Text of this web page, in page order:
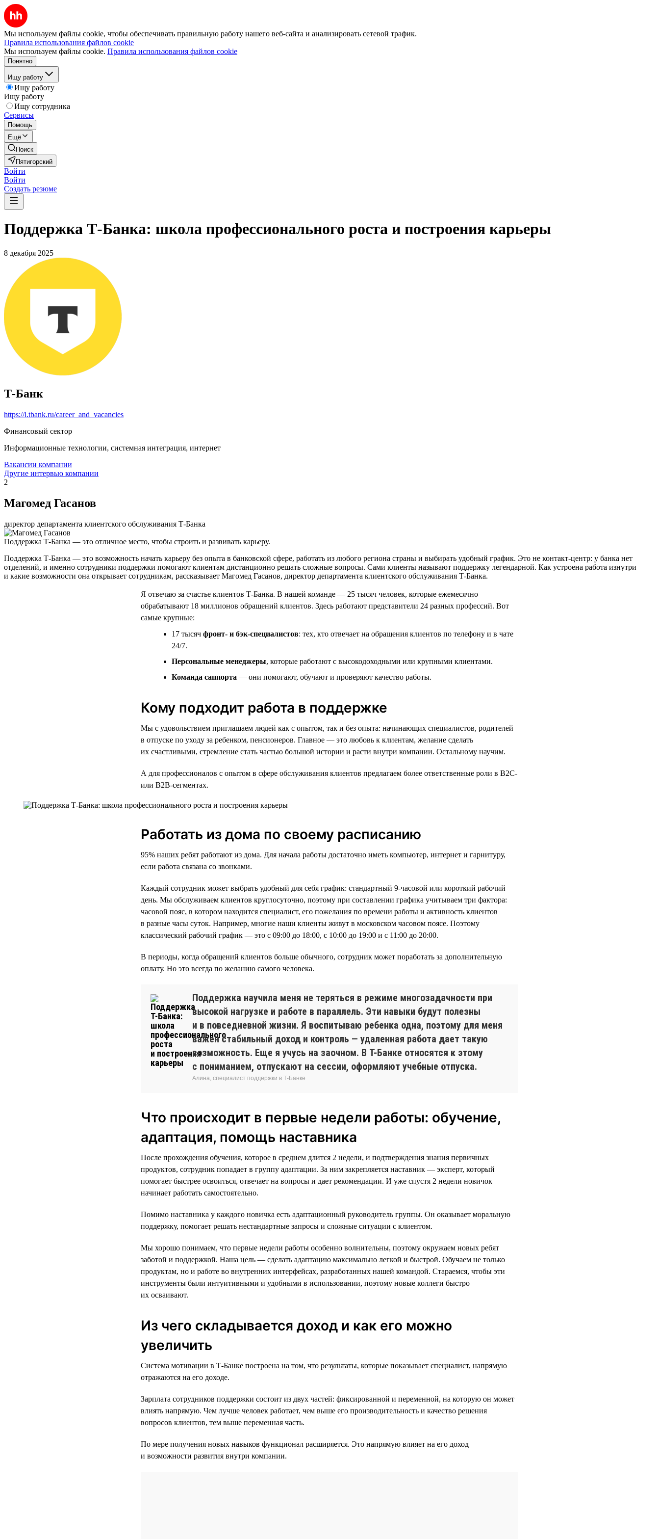
Мы используем файлы cookie, чтобы обеспечивать правильную работу нашего веб-сайта и анализировать сетевой трафик.
Правила использования файлов cookie
Мы используем файлы cookie. Правила использования файлов cookie
Понятно
Ищу работу
Ищу работу
Ищу работу
Ищу сотрудника
Сервисы
Помощь
Ещё
Поиск
Пятигорский
Войти
Войти
Создать резюме
Поддержка Т-Банка: школа профессионального роста и построения карьеры
8 декабря 2025
Т-Банк
https://l.tbank.ru/career_and_vacancies
Финансовый сектор
Информационные технологии, системная интеграция, интернет
Вакансии компании
Другие интервью компании
2
Магомед Гасанов
директор департамента клиентского обслуживания Т-Банка
Поддержка Т-Банка — это отличное место, чтобы строить и развивать карьеру.
Поддержка Т-Банка — это возможность начать карьеру без опыта в банковской сфере, работать из любого региона страны и выбирать удобный график. Это не контакт-центр: у банка нет
отделений, и именно сотрудники поддержки помогают клиентам дистанционно решать сложные вопросы. Сами клиенты называют поддержку легендарной. Как устроена работа изнутри
и какие возможности она открывает сотрудникам, рассказывает Магомед Гасанов, директор департамента клиентского обслуживания Т-Банка.
Я отвечаю за счастье клиентов Т-Банка. В нашей команде — 25 тысяч человек, которые ежемесячно
обрабатывают 18 миллионов обращений клиентов. Здесь работают представители 24 разных профессий. Вот
самые крупные:
17 тысяч фронт- и бэк-специалистов: тех, кто отвечает на обращения клиентов по телефону и в чате
24/7.
Персональные менеджеры, которые работают с высокодоходными или крупными клиентами.
Команда саппорта — они помогают, обучают и проверяют качество работы.
Кому подходит работа в поддержке
Мы с удовольствием приглашаем людей как с опытом, так и без опыта: начинающих специалистов, родителей
в отпуске по уходу за ребенком, пенсионеров. Главное — это любовь к клиентам, желание сделать
их счастливыми, стремление стать частью большой истории и расти внутри компании. Остальному научим.
А для профессионалов с опытом в сфере обслуживания клиентов предлагаем более ответственные роли в B2C-
или B2B-сегментах.
Работать из дома по своему расписанию
95% наших ребят работают из дома. Для начала работы достаточно иметь компьютер, интернет и гарнитуру,
если работа связана со звонками.
Каждый сотрудник может выбрать удобный для себя график: стандартный 9-часовой или короткий рабочий
день. Мы обслуживаем клиентов круглосуточно, поэтому при составлении графика учитываем три фактора:
часовой пояс, в котором находится специалист, его пожелания по времени работы и активность клиентов
в разные часы суток. Например, многие наши клиенты живут в московском часовом поясе. Поэтому
классический рабочий график — это с 09:00 до 18:00, с 10:00 до 19:00 и с 11:00 до 20:00.
В периоды, когда обращений клиентов больше обычного, сотрудник может поработать за дополнительную
оплату. Но это всегда по желанию самого человека.
Поддержка научила меня не теряться в режиме многозадачности при
высокой нагрузке и работе в параллель. Эти навыки будут полезны
и в повседневной жизни. Я воспитываю ребенка одна, поэтому для меня
важен стабильный доход и контроль — удаленная работа дает такую
возможность. Еще я учусь на заочном. В Т-Банке относятся к этому
с пониманием, отпускают на сессии, оформляют учебные отпуска.
Алина, специалист поддержки в Т-Банке
Что происходит в первые недели работы: обучение,
адаптация, помощь наставника
После прохождения обучения, которое в среднем длится 2 недели, и подтверждения знания первичных
продуктов, сотрудник попадает в группу адаптации. За ним закрепляется наставник — эксперт, который
помогает быстрее освоиться, отвечает на вопросы и дает рекомендации. И уже спустя 2 недели новичок
начинает работать самостоятельно.
Помимо наставника у каждого новичка есть адаптационный руководитель группы. Он оказывает моральную
поддержку, помогает решать нестандартные запросы и сложные ситуации с клиентом.
Мы хорошо понимаем, что первые недели работы особенно волнительны, поэтому окружаем новых ребят
заботой и поддержкой. Наша цель — сделать адаптацию максимально легкой и быстрой. Обучаем не только
продуктам, но и работе во внутренних интерфейсах, разработанных нашей командой. Стараемся, чтобы эти
инструменты были интуитивными и удобными в использовании, поэтому новые коллеги быстро
их осваивают.
Из чего складывается доход и как его можно
увеличить
Система мотивации в Т-Банке построена на том, что результаты, которые показывает специалист, напрямую
отражаются на его доходе.
Зарплата сотрудников поддержки состоит из двух частей: фиксированной и переменной, на которую он может
влиять напрямую. Чем лучше человек работает, чем выше его производительность и качество решения
вопросов клиентов, тем выше переменная часть.
По мере получения новых навыков функционал расширяется. Это напрямую влияет на его доход
и возможности развития внутри компании.